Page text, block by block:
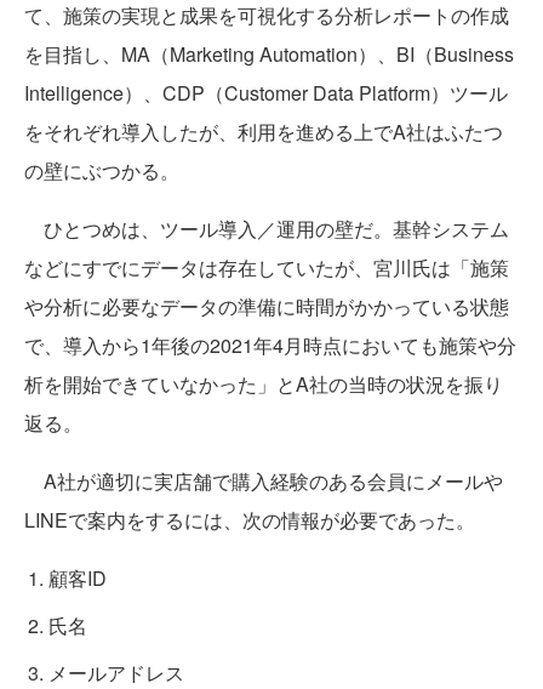
て、施策の実現と成果を可視化する分析レポートの作成
を目指し、MA（Marketing Automation）、BI（Business
Intelligence）、CDP（Customer Data Platform）ツール
をそれぞれ導入したが、利用を進める上でA社はふたつ
の壁にぶつかる。
ひとつめは、ツール導入／運用の壁だ。基幹システム
などにすでにデータは存在していたが、宮川氏は「施策
や分析に必要なデータの準備に時間がかかっている状態
で、導入から1年後の2021年4月時点においても施策や分
析を開始できていなかった」とA社の当時の状況を振り
返る。
A社が適切に実店舗で購入経験のある会員にメールや
LINEで案内をするには、次の情報が必要であった。
顧客ID
氏名
メールアドレス